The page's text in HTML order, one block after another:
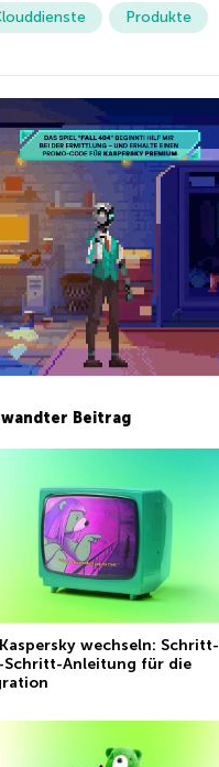
Produkte
Beitrag
wechseln: Schritt-
Anleitung für die